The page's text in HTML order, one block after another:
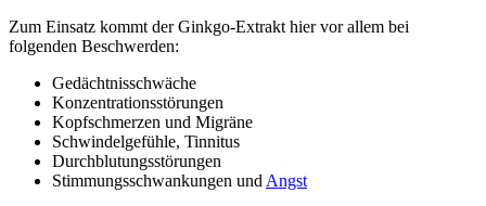
Zum Einsatz kommt der Ginkgo-Extrakt hier vor allem bei
folgenden Beschwerden:
Gedächtnisschwäche
Konzentrationsstörungen
Kopfschmerzen und Migräne
Schwindelgefühle, Tinnitus
Durchblutungsstörungen
Stimmungsschwankungen und Angst